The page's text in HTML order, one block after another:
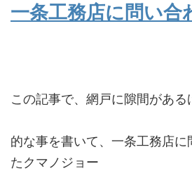
一条工務店に問い合
この記事で、網戸に隙間がある
的な事を書いて、一条工務店
たクマノジョー